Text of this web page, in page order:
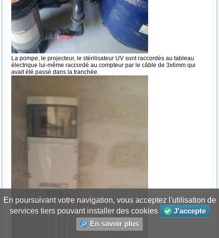
La pompe, le projecteur, le stérilisateur UV sont raccordés au tableau
électrique lui-même raccordé au compteur par le câble de 3x6mm qui
avait été passé dans la tranchée.
En poursuivant votre navigation, vous acceptez l'utilisation de
services tiers pouvant installer des cookies
J'accepte
En savoir plus